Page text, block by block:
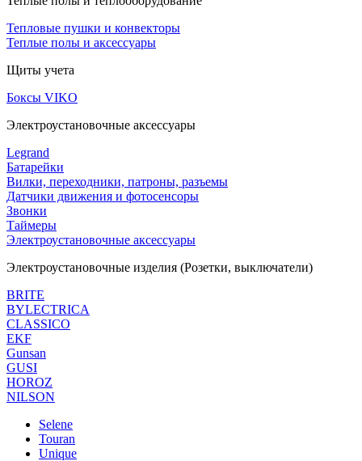
Тепловые пушки и конвекторы
Теплые полы и аксессуары
Щиты учета
Боксы VIKO
Электроустановочные аксессуары
Legrand
Батарейки
Вилки, переходники, патроны, разъемы
Датчики движения и фотосенсоры
Звонки
Таймеры
Электроустановочные аксессуары
Электроустановочные изделия (Розетки, выключатели)
BRITE
BYLECTRICA
CLASSICO
EKF
Gunsan
GUSI
HOROZ
NILSON
Selene
Touran
Unique